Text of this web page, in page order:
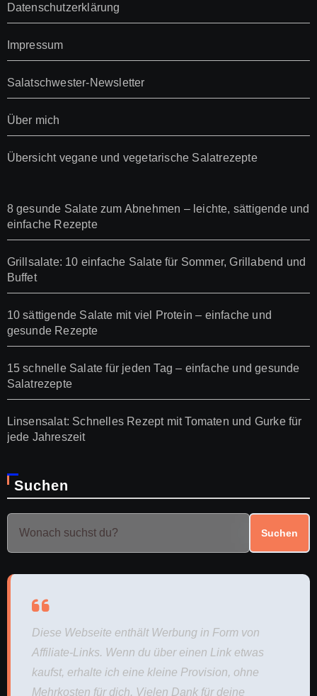
Datenschutzerklärung
Impressum
Salatschwester-Newsletter
Über mich
Übersicht vegane und vegetarische Salatrezepte
8 gesunde Salate zum Abnehmen – leichte, sättigende und
einfache Rezepte
Grillsalate: 10 einfache Salate für Sommer, Grillabend und
Buffet
10 sättigende Salate mit viel Protein – einfache und
gesunde Rezepte
15 schnelle Salate für jeden Tag – einfache und gesunde
Salatrezepte
Linsensalat: Schnelles Rezept mit Tomaten und Gurke für
jede Jahreszeit
Suchen
Suchen
Diese Webseite enthält Werbung in Form von
Affiliate-Links. Wenn du über einen Link etwas
kaufst, erhalte ich eine kleine Provision, ohne
Mehrkosten für dich. Vielen Dank für deine